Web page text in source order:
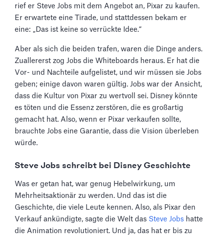
rief er Steve Jobs mit dem Angebot an, Pixar zu kaufen.
Er erwartete eine Tirade, und stattdessen bekam er
eine: „Das ist keine so verrückte Idee.“
Aber als sich die beiden trafen, waren die Dinge anders.
Zuallererst zog Jobs die Whiteboards heraus. Er hat die
Vor- und Nachteile aufgelistet, und wir müssen sie Jobs
geben; einige davon waren gültig. Jobs war der Ansicht,
dass die Kultur von Pixar zu wertvoll sei. Disney könnte
es töten und die Essenz zerstören, die es großartig
gemacht hat. Also, wenn er Pixar verkaufen sollte,
brauchte Jobs eine Garantie, dass die Vision überleben
würde.
Steve Jobs schreibt bei Disney Geschichte
Was er getan hat, war genug Hebelwirkung, um
Mehrheitsaktionär zu werden. Und das ist die
Geschichte, die viele Leute kennen. Also, als Pixar den
Verkauf ankündigte, sagte die Welt das Steve Jobs hatte
die Animation revolutioniert. Und ja, das hat er bis zu